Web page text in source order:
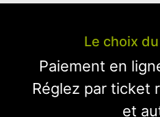
Le choix
Paiement en
Réglez par ticket
et